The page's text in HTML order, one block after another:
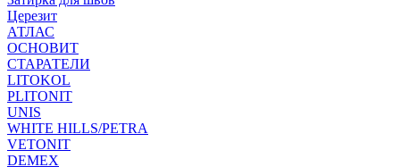
Церезит
АТЛАС
ОСНОВИТ
СТАРАТЕЛИ
LITOKOL
PLITONIT
UNIS
WHITE HILLS/PETRA
VETONIT
DEMEX